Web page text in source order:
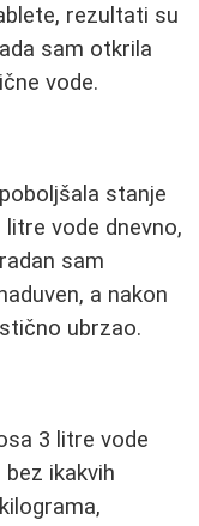
rezultati su
sam otkrila
vode.
stanje
vode dnevno,
sam
a nakon
ubrzao.
3 litre vode
ikakvih